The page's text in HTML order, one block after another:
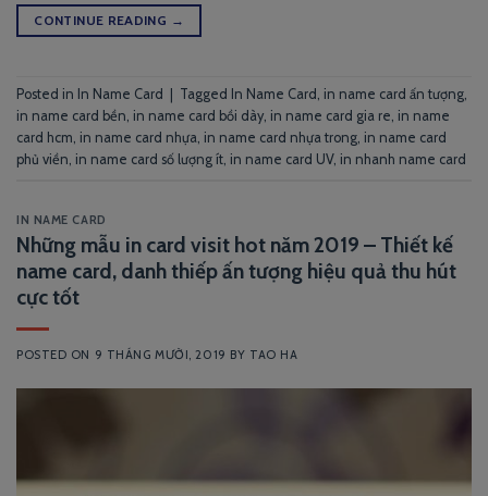
CONTINUE READING →
Posted in In Name Card Tagged In Name Card in name card ấn tượng
in name card bền in name card bồi dày in name card gia re in name
card hcm in name card nhựa in name card nhựa trong in name card
phủ viền in name card số lượng ít in name card UV, in nhanh name card
IN NAME CARD
Những mẫu in card visit hot năm 2019 – Thiết kế
name card, danh thiếp ấn tượng hiệu quả thu hút
cực tốt
POSTED ON 9 THÁNG MƯỜI, 2019 BY TAO HA